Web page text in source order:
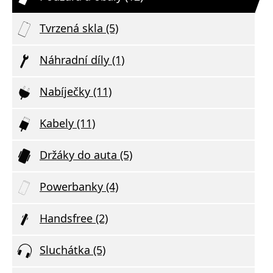
Tvrzená skla (5)
Náhradní díly (1)
Nabíječky (11)
Kabely (11)
Držáky do auta (5)
Powerbanky (4)
Handsfree (2)
Sluchátka (5)